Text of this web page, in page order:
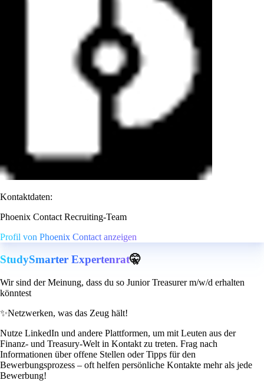
Kontaktdaten:
Phoenix Contact Recruiting-Team
Profil von Phoenix Contact anzeigen
StudySmarter Expertenrat🤫
Wir sind der Meinung, dass du so Junior Treasurer m/w/d erhalten
könntest
✨Netzwerken, was das Zeug hält!
Nutze LinkedIn und andere Plattformen, um mit Leuten aus der
Finanz- und Treasury-Welt in Kontakt zu treten. Frag nach
Informationen über offene Stellen oder Tipps für den
Bewerbungsprozess – oft helfen persönliche Kontakte mehr als jede
Bewerbung!